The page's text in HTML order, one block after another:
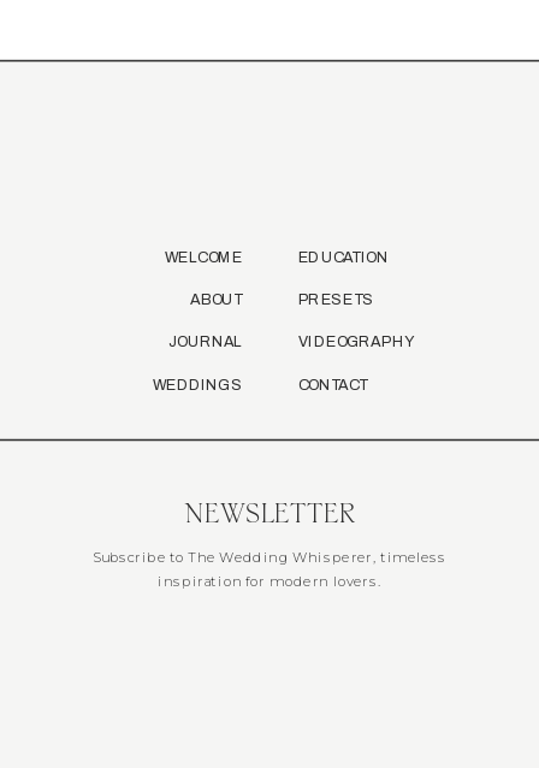
Subscribe to The Wedding Whisperer, timeless
inspiration for modern lovers.
NEWSLETTER
CONTACT
VIDEOGRAPHY
PRESETS
EDUCATION
WEDDINGS
JOURNAL
ABOUT
WELCOME